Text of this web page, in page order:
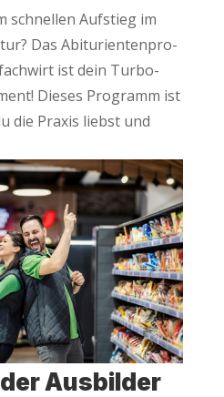
schnel­len Auf­stieg im
Das Abitu­ri­en­ten­pro­
ist dein Tur­bo-
Die­ses Pro­gramm ist
die Pra­xis liebst und
Aus­bil­der